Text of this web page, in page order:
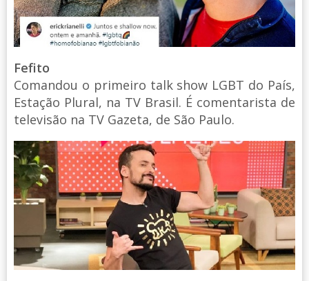
Fefito
Comandou o primeiro talk show LGBT do País,
Estação Plural, na TV Brasil. É comentarista de
televisão na TV Gazeta, de São Paulo.